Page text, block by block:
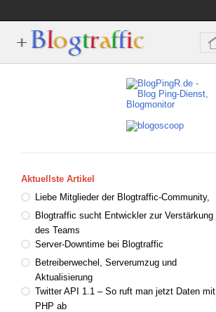
Aktuellste Artikel
Liebe Mitglieder der Blogtraffic-Community,
Blogtraffic sucht Entwickler zur Verstärkung
des Teams
Server-Downtime bei Blogtraffic
Betreiberwechel, Serverumzug und
Aktualisierung
Twitter API 1.1 – So ruft man jetzt Daten mit
PHP ab